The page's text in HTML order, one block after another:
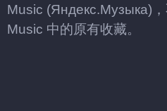
Music (Яндекс.Музыка)
Music 中的原有收藏。